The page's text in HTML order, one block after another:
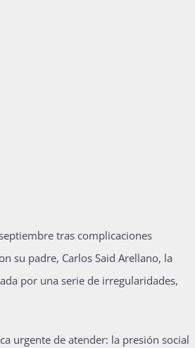
tras complicaciones
su padre, Carlos Said Arellano, la
por una serie de irregularidades,
urgente de atender: la presión social